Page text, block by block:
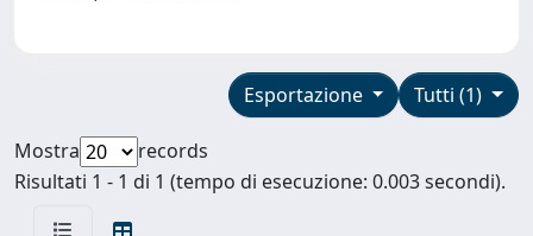
Tutti (1)
Esportazione
Mostra
records
Risultati 1 - 1 di 1 (tempo di esecuzione: 0.003 secondi).